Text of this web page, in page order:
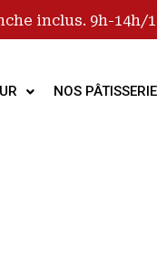
inclus. 9h-14h/
NOS